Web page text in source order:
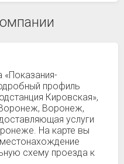
«Показания-
профиль
Кировская»,
Воронеж,
услуги
На карте вы
схему проезда к